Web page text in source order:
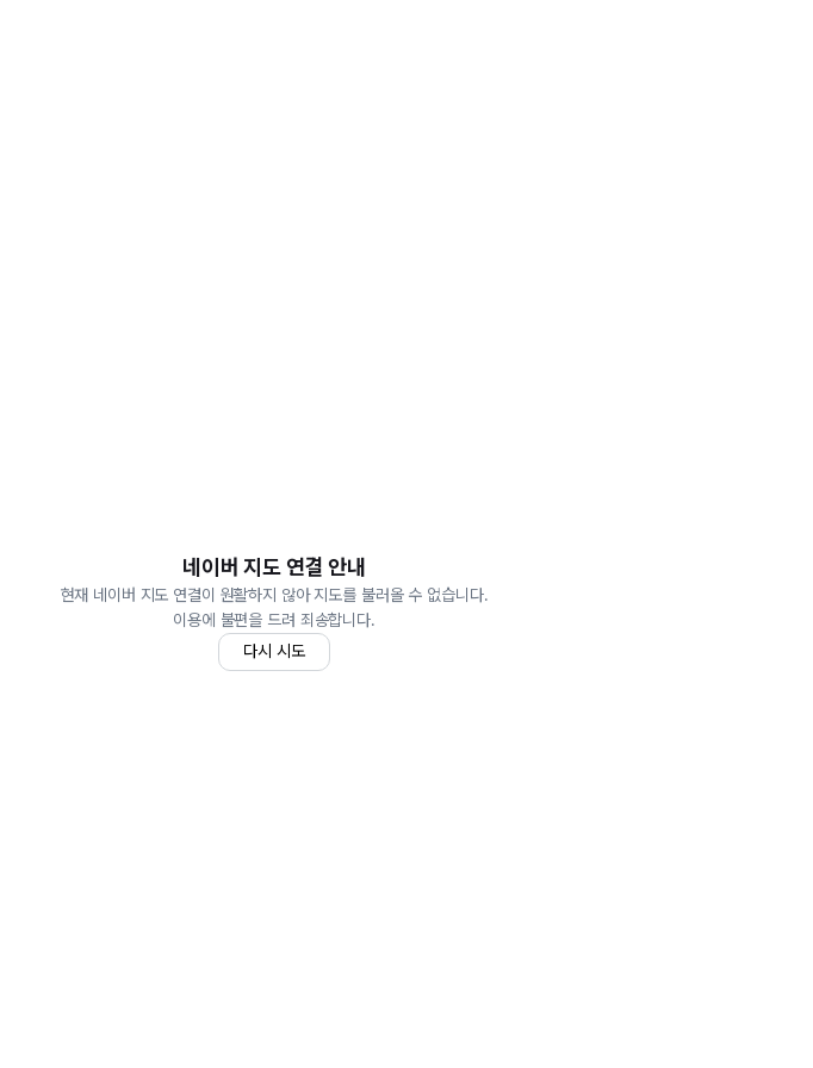
네이버 지도 연결 안내
현재 네이버 지도 연결이 원활하지 않아 지도를 불러올 수 없습니다.
이용에 불편을 드려 죄송합니다.
다시 시도